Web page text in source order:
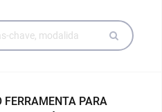
FERRAMENTA PARA